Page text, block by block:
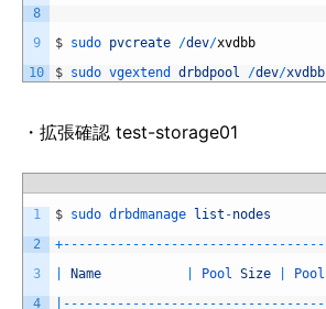
8
9
10
$ sudo pvcreate /dev/xvdbb
$ sudo vgextend drbdpool /dev/xvdbb
・拡張確認 test-storage01
1
2
3
4
$ sudo drbdmanage list -nodes
+-- -- -- -- -- -- -- -- -- -- -- -- -- -- -- -- --
Name Pool Size Pool
-- -- -- -- -- -- -- -- -- -- -- -- -- -- -- -- --